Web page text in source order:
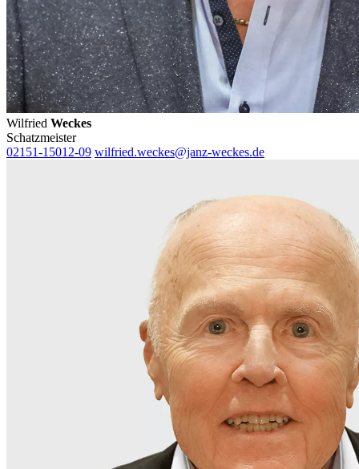
Wilfried Weckes
Schatzmeister
02151-15012-09 wilfried.weckes@janz-weckes.de